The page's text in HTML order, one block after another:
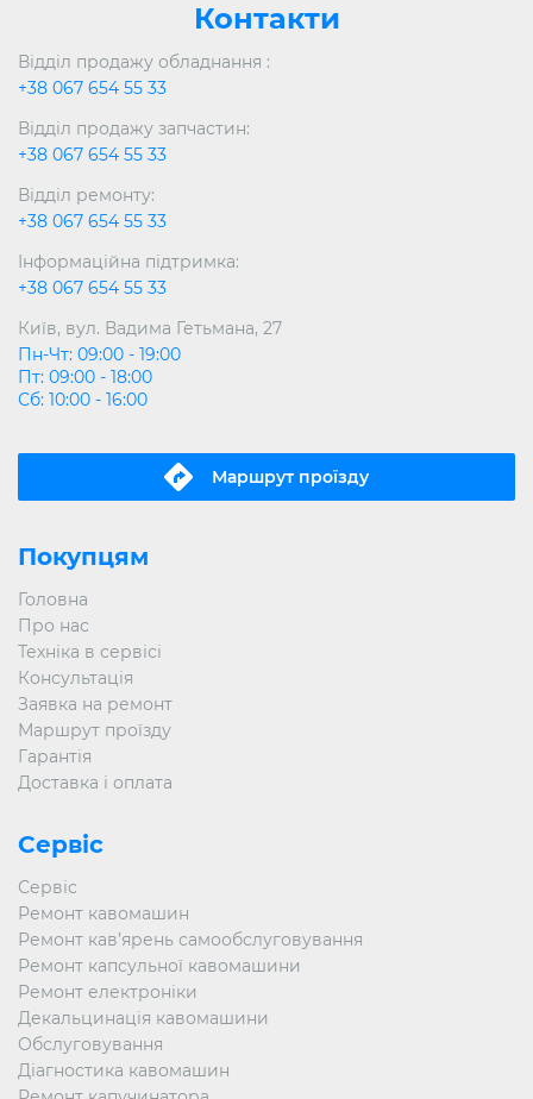
Контакти
Відділ продажу обладнання :
+38 067 654 55 33
Відділ продажу запчастин:
+38 067 654 55 33
Відділ ремонту:
+38 067 654 55 33
Інформаційна підтримка:
+38 067 654 55 33
Київ, вул. Вадима Гетьмана, 27
Пн-Чт: 09:00 - 19:00
Пт: 09:00 - 18:00
Сб: 10:00 - 16:00
Маршрут проїзду
Покупцям
Головна
Про нас
Техніка в сервісі
Консультація
Заявка на ремонт
Маршрут проїзду
Гарантія
Доставка і оплата
Сервіс
Сервіс
Ремонт кавомашин
Ремонт кав’ярень самообслуговування
Ремонт капсульної кавомашини
Ремонт електроніки
Декальцинація кавомашини
Обслуговування
Діагностика кавомашин